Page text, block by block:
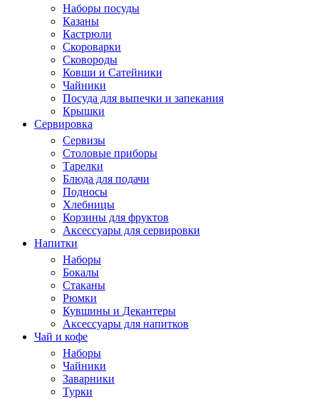
Наборы посуды
Казаны
Кастрюли
Скороварки
Сковороды
Ковши и Сатейники
Чайники
Посуда для выпечки и запекания
Крышки
Сервировка
Сервизы
Столовые приборы
Тарелки
Блюда для подачи
Подносы
Хлебницы
Корзины для фруктов
Аксессуары для сервировки
Напитки
Наборы
Бокалы
Стаканы
Рюмки
Кувшины и Декантеры
Аксессуары для напитков
Чай и кофе
Наборы
Чайники
Заварники
Турки